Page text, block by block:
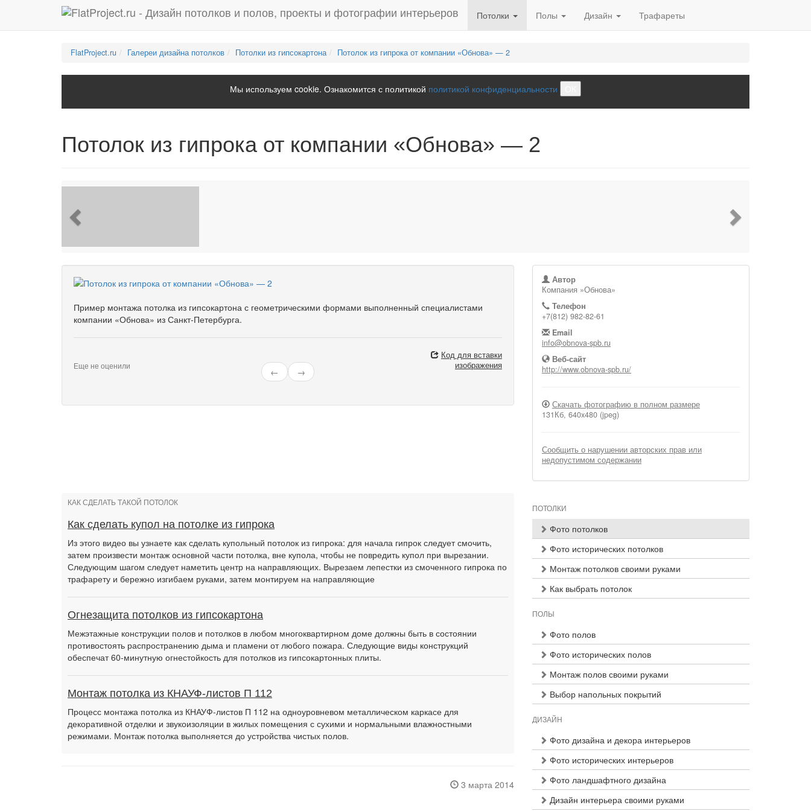
Потолки Полы Дизайн Трафареты
FlatProject.ru Галереи дизайна потолков Потолки из гипсокартона Потолок из гипрока от компании «Обнова» — 2
Мы используем cookie. Ознакомится с политикой политикой конфиденциальности
Потолок из гипрока от компании «Обнова» — 2
Пример монтажа потолка из гипсокартона с геометрическими формами выполненный специалистами
компании «Обнова» из Санкт-Петербурга.
Еще не оценили
← →
Код для вставки
изображения
Автор
Компания »Обнова»
Телефон
+7(812) 982-82-61
Email
info@obnova-spb.ru
Веб-сайт
http://www.obnova-spb.ru/
Скачать фотографию в полном размере
131Кб, 640x480 (jpeg)
Сообщить о нарушении авторских прав или
недопустимом содержании
КАК СДЕЛАТЬ ТАКОЙ ПОТОЛОК
Как сделать купол на потолке из гипрока
Из этого видео вы узнаете как сделать купольный потолок из гипрока: для начала гипрок следует смочить,
затем произвести монтаж основной части потолка, вне купола, чтобы не повредить купол при вырезании.
Следующим шагом следует наметить центр на направляющих. Вырезаем лепестки из смоченного гипрока по
трафарету и бережно изгибаем руками, затем монтируем на направляющие
Огнезащита потолков из гипсокартона
Межэтажные конструкции полов и потолков в любом многоквартирном доме должны быть в состоянии
противостоять распространению дыма и пламени от любого пожара. Следующие виды конструкций
обеспечат 60-минутную огнестойкость для потолков из гипсокартонных плиты.
Монтаж потолка из КНАУФ-листов П 112
Процесс монтажа потолка из КНАУФ-листов П 112 на одноуровневом металлическом каркасе для
декоративной отделки и звукоизоляции в жилых помещения с сухими и нормальными влажностными
режимами. Монтаж потолка выполняется до устройства чистых полов.
3 марта 2014
ПОТОЛКИ
Фото потолков
Фото исторических потолков
Монтаж потолков своими руками
Как выбрать потолок
ПОЛЫ
Фото полов
Фото исторических полов
Монтаж полов своими руками
Выбор напольных покрытий
ДИЗАЙН
Фото дизайна и декора интерьеров
Фото исторических интерьеров
Фото ландшафтного дизайна
Дизайн интерьера своими руками